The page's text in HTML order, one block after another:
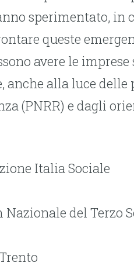
sperimentato, in
queste
avere le
alla luce
(PNRR) e dagli
Italia Sociale
Nazionale del Terzo